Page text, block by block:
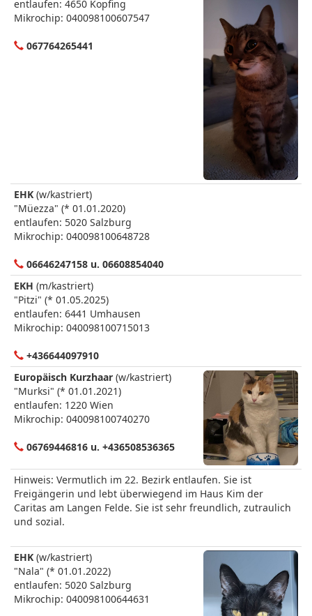
entlaufen: 4650 Kopfing
Mikrochip: 040098100607547
067764265441
EHK (w/kastriert)
"Müezza" (* 01.01.2020)
entlaufen: 5020 Salzburg
Mikrochip: 040098100648728
06646247158 u. 06608854040
EKH (m/kastriert)
"Pitzi" (* 01.05.2025)
entlaufen: 6441 Umhausen
Mikrochip: 040098100715013
+436644097910
Europäisch Kurzhaar (w/kastriert)
"Murksi" (* 01.01.2021)
entlaufen: 1220 Wien
Mikrochip: 040098100740270
06769446816 u. +436508536365
Hinweis: Vermutlich im 22. Bezirk entlaufen. Sie ist
Freigängerin und lebt überwiegend im Haus Kim der
Caritas am Langen Felde. Sie ist sehr freundlich, zutraulich
und sozial.
EHK (w/kastriert)
"Nala" (* 01.01.2022)
entlaufen: 5020 Salzburg
Mikrochip: 040098100644631